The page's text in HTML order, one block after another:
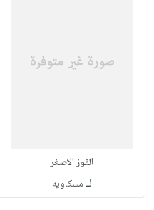
الفوز الاصغر
لـ مسكاويه